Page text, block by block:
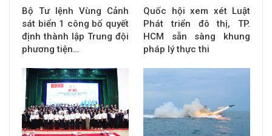
Bộ Tư lệnh Vùng Cảnh
sát biển 1 công bố quyết
định thành lập Trung đội
phương tiện…
Quốc hội xem xét Luật
Phát triển đô thị, TP.
HCM sẵn sàng khung
pháp lý thực thi